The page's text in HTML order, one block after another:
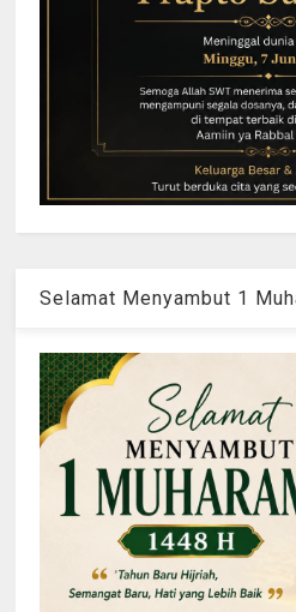
Selamat Menyambut 1